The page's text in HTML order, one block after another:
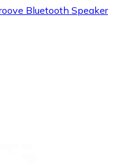
Bluetooth Speaker